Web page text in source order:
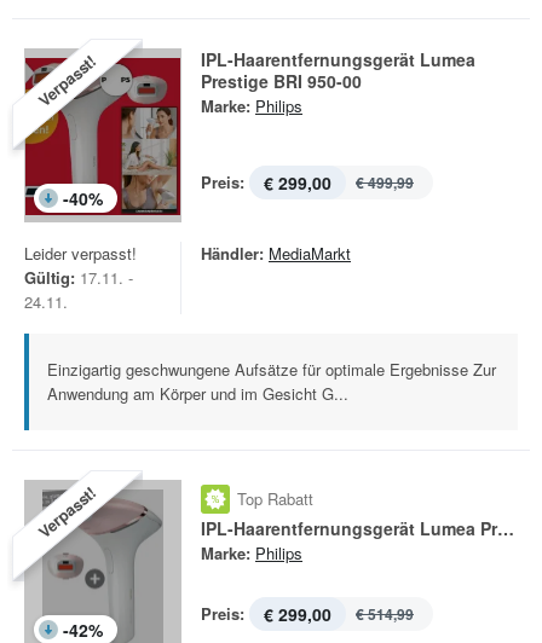
Verpasst!
-40%
IPL-Haarentfernungsgerät Lumea
Prestige BRI 950-00
Marke: Philips
Preis: € 299,00 € 499,99
Leider verpasst!
Gültig: 17.11. -
24.11.
Händler: MediaMarkt
Einzigartig geschwungene Aufsätze für optimale Ergebnisse Zur
Anwendung am Körper und im Gesicht G...
Verpasst!
-42%
Top Rabatt
IPL-Haarentfernungsgerät Lumea Prestige BRI 950-00
Marke: Philips
Preis: € 299,00 € 514,99